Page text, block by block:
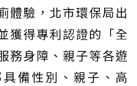
體驗，北市環保局出
獲得專利認證的「全
務身障、親子等各遊
備性別、親子、高